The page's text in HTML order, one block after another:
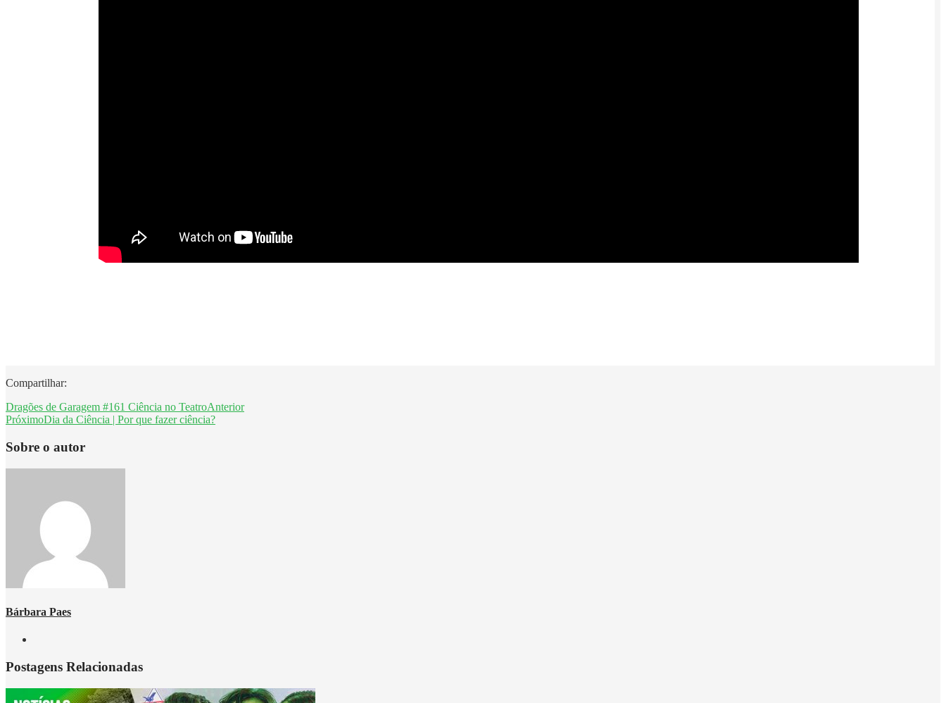
Compartilhar:
Dragões de Garagem #161 Ciência no TeatroAnterior
PróximoDia da Ciência | Por que fazer ciência?
Sobre o autor
Bárbara Paes
Postagens Relacionadas